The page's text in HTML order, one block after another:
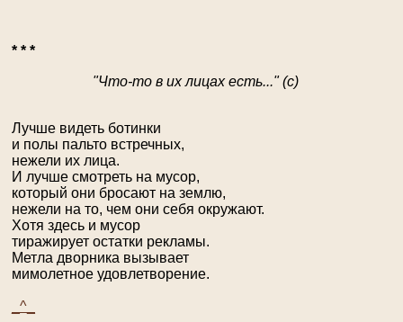
* * *
"Что-то в их лицах есть..." (с)
Лучше видеть ботинки
и полы пальто встречных,
нежели их лица.
И лучше смотреть на мусор,
который они бросают на землю,
нежели на то, чем они себя окружают.
Хотя здесь и мусор
тиражирует остатки рекламы.
Метла дворника вызывает
мимолетное удовлетворение.
_^_